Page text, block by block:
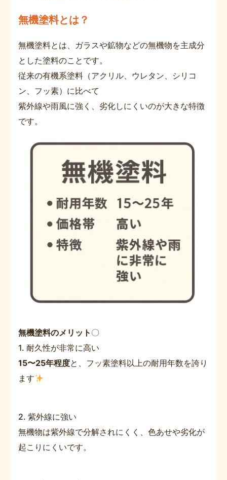
無機塗料とは？
無機塗料とは、ガラスや鉱物などの無機物を主成分
とした塗料のことです。
従来の有機系塗料（アクリル、ウレタン、シリコ
ン、フッ素）に比べて
紫外線や雨風に強く、劣化しにくいのが大きな特徴
です。
無機塗料のメリット 〇
1. 耐久性が非常に高い
15〜25年程度と、フッ素塗料以上の耐用年数を誇り
ます
2. 紫外線に強い
無機物は紫外線で分解されにくく、色あせや劣化が
起こりにくいです。